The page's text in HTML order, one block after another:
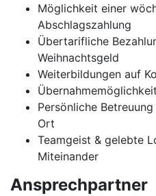
Möglichkeit einer
Abschlagszahlung
Übertarifliche
Weihnachtsgeld
Weiterbildungen auf
Persönliche
Ort
Teamgeist & gelebte
Miteinander
Ansprechpartner